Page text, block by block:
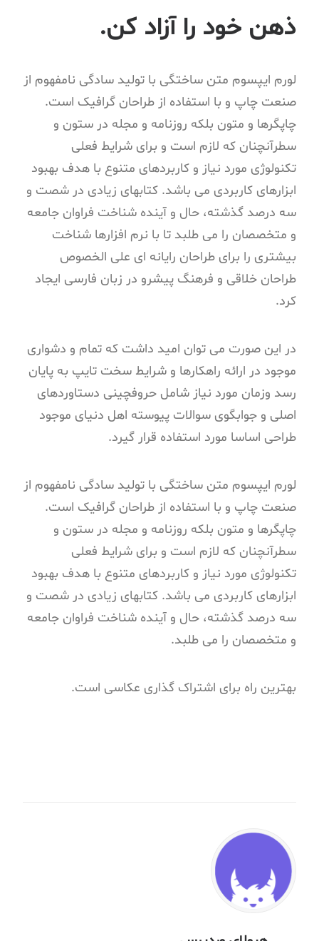
ذهن خود را آزاد کن.
لورم ایپسوم متن ساختگی با تولید سادگی نامفهوم از
صنعت چاپ و با استفاده از طراحان گرافیک است.
چاپگرها و متون بلکه روزنامه و مجله در ستون و
سطرآنچنان که لازم است و برای شرایط فعلی
تکنولوژی مورد نیاز و کاربردهای متنوع با هدف بهبود
ابزارهای کاربردی می باشد. کتابهای زیادی در شصت و
سه درصد گذشته، حال و آینده شناخت فراوان جامعه
و متخصصان را می طلبد تا با نرم افزارها شناخت
بیشتری را برای طراحان رایانه ای علی الخصوص
طراحان خلاقی و فرهنگ پیشرو در زبان فارسی ایجاد
کرد.
در این صورت می توان امید داشت که تمام و دشواری
موجود در ارائه راهکارها و شرایط سخت تایپ به پایان
رسد وزمان مورد نیاز شامل حروفچینی دستاوردهای
اصلی و جوابگوی سوالات پیوسته اهل دنیای موجود
طراحی اساسا مورد استفاده قرار گیرد.
لورم ایپسوم متن ساختگی با تولید سادگی نامفهوم از
صنعت چاپ و با استفاده از طراحان گرافیک است.
چاپگرها و متون بلکه روزنامه و مجله در ستون و
سطرآنچنان که لازم است و برای شرایط فعلی
تکنولوژی مورد نیاز و کاربردهای متنوع با هدف بهبود
ابزارهای کاربردی می باشد. کتابهای زیادی در شصت و
سه درصد گذشته، حال و آینده شناخت فراوان جامعه
و متخصصان را می طلبد.
بهترین راه برای اشتراک گذاری عکاسی است.